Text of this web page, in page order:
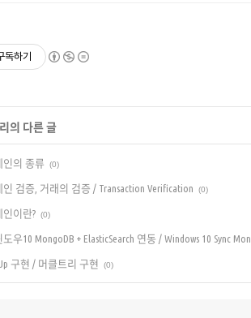
독하기
의 다른 글
인의 종류 (0)
검증, 거래의 검증 / Transaction Verification (0)
인이란? (0)
도우10 MongoDB + ElasticSearch 연동 / Windows 10 Sync Mon
구현 / 머클트리 구현 (0)